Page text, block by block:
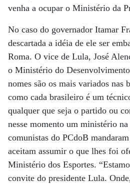
venha a ocupar o Ministério da
No caso do governador Itamar
descartada a idéia de ele ser
Roma. O vice de Lula, José
o Ministério do
nomes são os mais variados nas
como cada brasileiro é um
qualquer que seja o partido ou
nesse momento um ministério
comunistas do PCdoB
aceitam assumir o que lhes foi
Ministério dos Esportes.
convite do presidente Lula.